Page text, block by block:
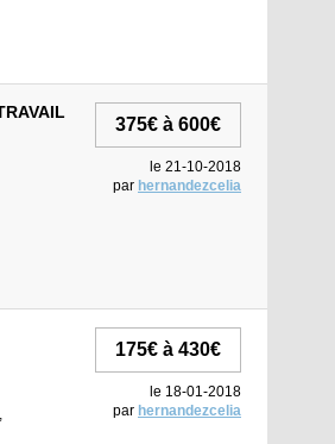
375€ à 600€
le 21-10-2018
par hernandezcelia
175€ à 430€
le 18-01-2018
par hernandezcelia